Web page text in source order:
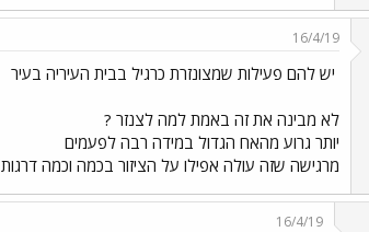
16/4/19
יש להם פעילות שמצונזרת כרגיל בבית העיריה בעיר
לא מבינה את זה באמת למה לצנזר ?
יותר גרוע מהאח הגדול במידה רבה לפעמים
מרגישה שזה עולה אפילו על הציזור בכמה וכמה דרגות
16/4/19